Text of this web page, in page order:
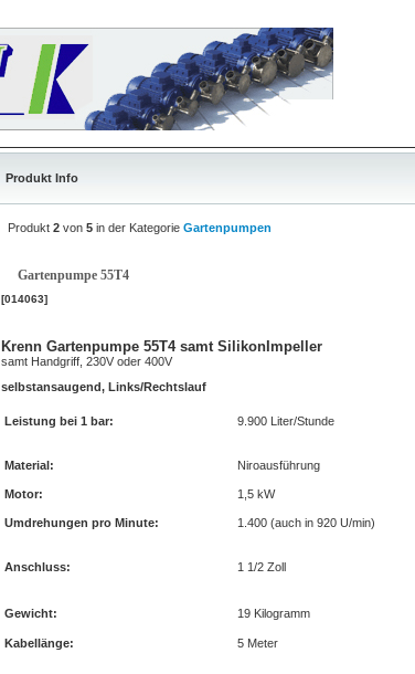
Produkt Info
Produkt 2 von 5 in der Kategorie Gartenpumpen
Gartenpumpe 55T4
[014063]
Krenn Gartenpumpe 55T4 samt SilikonImpeller
samt Handgriff, 230V oder 400V
selbstansaugend, Links/Rechtslauf
Leistung bei 1 bar: 9.900 Liter/Stunde
Material: Niroausführung
Motor: 1,5 kW
Umdrehungen pro Minute: 1.400 (auch in 920 U/min)
Anschluss: 1 1/2 Zoll
Gewicht: 19 Kilogramm
Kabellänge: 5 Meter